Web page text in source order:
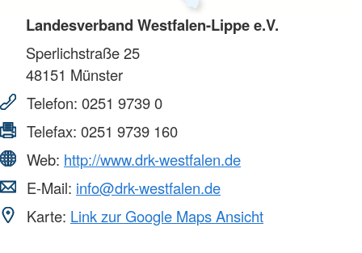
Landesverband Westfalen-Lippe e.V.
Sperlichstraße 25
48151 Münster
Telefon: 0251 9739 0
Telefax: 0251 9739 160
Web: http://www.drk-westfalen.de
E-Mail: info@drk-westfalen.de
Karte: Link zur Google Maps Ansicht